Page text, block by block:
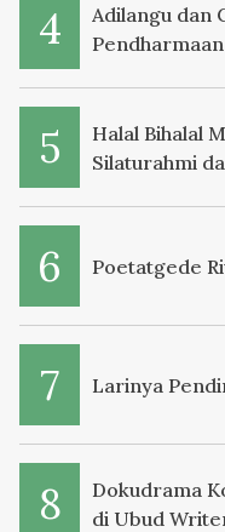
Adilangu dan
Halal Bihalal
Silaturahmi
Poetatgede
Larinya
Dokudrama
di Ubud